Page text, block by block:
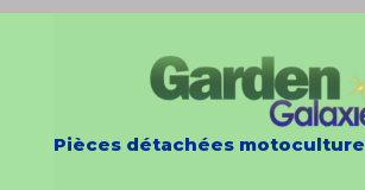
Pièces détachées motoculture